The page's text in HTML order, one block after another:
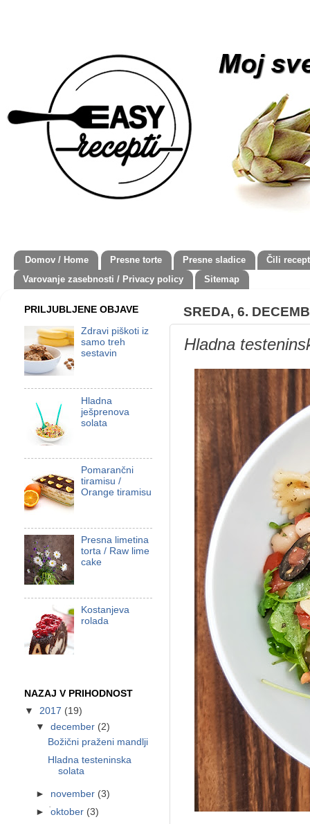
Domov / Home Presne torte Presne sladice
Čili
Varovanje zasebnosti / Privacy policy
Sitemap
SREDA, 6.
Hladna
PRILJUBLJENE OBJAVE
Zdravi piškoti iz
samo treh
sestavin
Hladna
ješprenova
solata
Pomarančni
tiramisu /
Orange tiramisu
Presna limetina
torta / Raw lime
cake
Kostanjeva
rolada
NAZAJ V PRIHODNOST
▼ 2017 (19)
▼december (2)
Božični praženi mandlji
Hladna testeninska
solata
► november (3)
►oktober (3)